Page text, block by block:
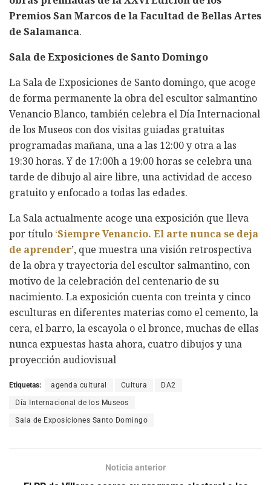
Premios San Marcos de la Facultad de Bellas Artes
de Salamanca.
Sala de Exposiciones de Santo Domingo
La Sala de Exposiciones de Santo domingo, que acoge
de forma permanente la obra del escultor salmantino
Venancio Blanco, también celebra el Día Internacional
de los Museos con dos visitas guiadas gratuitas
programadas mañana, una a las 12:00 y otra a las
19:30 horas. Y de 17:00h a 19:00 horas se celebra una
tarde de dibujo al aire libre, una actividad de acceso
gratuito y enfocado a todas las edades.
La Sala actualmente acoge una exposición que lleva
por título ‘Siempre Venancio. El arte nunca se deja
de aprender’, que muestra una visión retrospectiva
de la obra y trayectoria del escultor salmantino, con
motivo de la celebración del centenario de su
nacimiento. La exposición cuenta con treinta y cinco
esculturas en diferentes materias como el cemento, la
cera, el barro, la escayola o el bronce, muchas de ellas
nunca expuestas hasta ahora, cuatro dibujos y una
proyección audiovisual
Etiquetas: agenda cultural Cultura DA2
Día Internacional de los Museos
Sala de Exposiciones Santo Domingo
Noticia anterior